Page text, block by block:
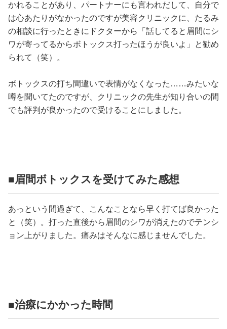
ゲーム
かれることがあり、パートナーにも言われだして、自分で
は心あたりがなかったのですが美容クリニックに、たるみ
の相談に行ったときにドクターから「話してると眉間にシ
ワが寄ってるからボトックス打ったほうが良いよ」と勧め
られて（笑）。
ボトックスの打ち間違いで表情がなくなった……みたいな
噂を聞いてたのですが、クリニックの先生が知り合いの間
でも評判が良かったので受けることにしました。
■眉間ボトックスを受けてみた感想
あっという間過ぎて、こんなことなら早く打てば良かった
と（笑）。打った直後から眉間のシワが消えたのでテンシ
ョン上がりました。痛みはそんなに感じませんでした。
■治療にかかった時間